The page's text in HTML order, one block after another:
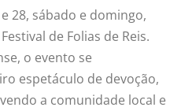
28, sábado e domingo,
de Folias de Reis.
o evento se
espetáculo de devoção,
a comunidade local e